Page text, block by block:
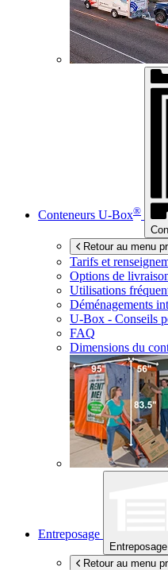
Conteneurs U-Box®
Retour au menu
Tarifs et
Options de
Utilisations
Déménagements
U-Box - Conseils
FAQ
Dimensions du
Entreposage
Entreposage
Retour au menu